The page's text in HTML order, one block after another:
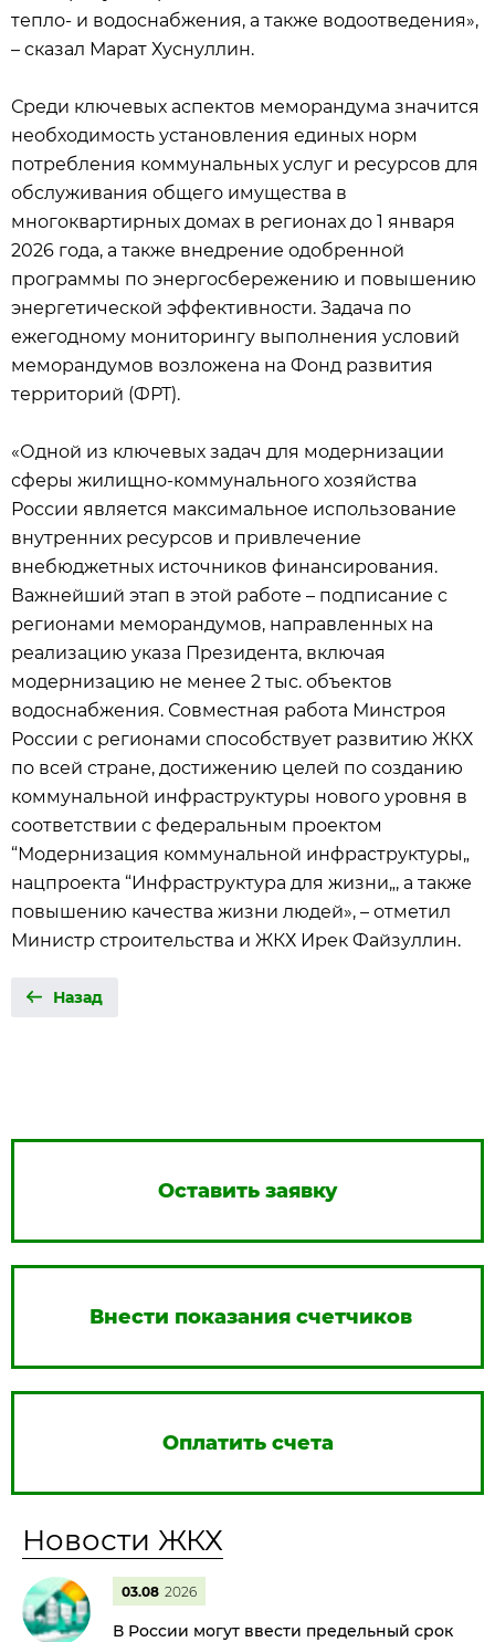
тепло- и водоснабжения, а также водоотведения»,
– сказал Марат Хуснуллин.
Среди ключевых аспектов меморандума значится
необходимость установления единых норм
потребления коммунальных услуг и ресурсов для
обслуживания общего имущества в
многоквартирных домах в регионах до 1 января
2026 года, а также внедрение одобренной
программы по энергосбережению и повышению
энергетической эффективности. Задача по
ежегодному мониторингу выполнения условий
меморандумов возложена на Фонд развития
территорий (ФРТ).
«Одной из ключевых задач для модернизации
сферы жилищно-коммунального хозяйства
России является максимальное использование
внутренних ресурсов и привлечение
внебюджетных источников финансирования.
Важнейший этап в этой работе – подписание с
регионами меморандумов, направленных на
реализацию указа Президента, включая
модернизацию не менее 2 тыс. объектов
водоснабжения. Совместная работа Минстроя
России с регионами способствует развитию ЖКХ
по всей стране, достижению целей по созданию
коммунальной инфраструктуры нового уровня в
соответствии с федеральным проектом
“Модернизация коммунальной инфраструктуры„
нацпроекта “Инфраструктура для жизни„, а также
повышению качества жизни людей», – отметил
Министр строительства и ЖКХ Ирек Файзуллин.
Назад
Оставить заявку
Внести показания счетчиков
Оплатить счета
Новости ЖКХ
03.08 2026
В России могут ввести предельный срок